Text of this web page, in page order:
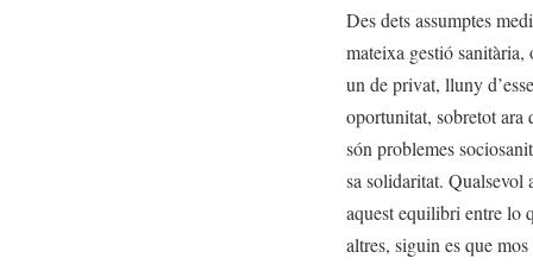
Des dets assumptes
mateixa gestió sanitària,
un de privat, lluny
oportunitat, sobretot ara
són problemes
sa solidaritat.
aquest equilibri entre lo
altres, siguin es que